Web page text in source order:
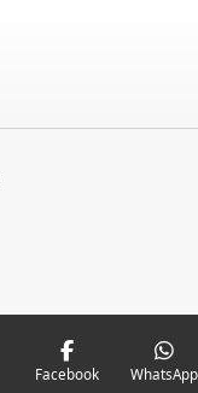
Facebook WhatsApp